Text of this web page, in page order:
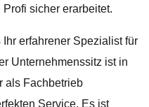
sicher erarbeitet.
erfahrener Spezialist für
Unternehmenssitz ist in
als Fachbetrieb
Service. Es ist